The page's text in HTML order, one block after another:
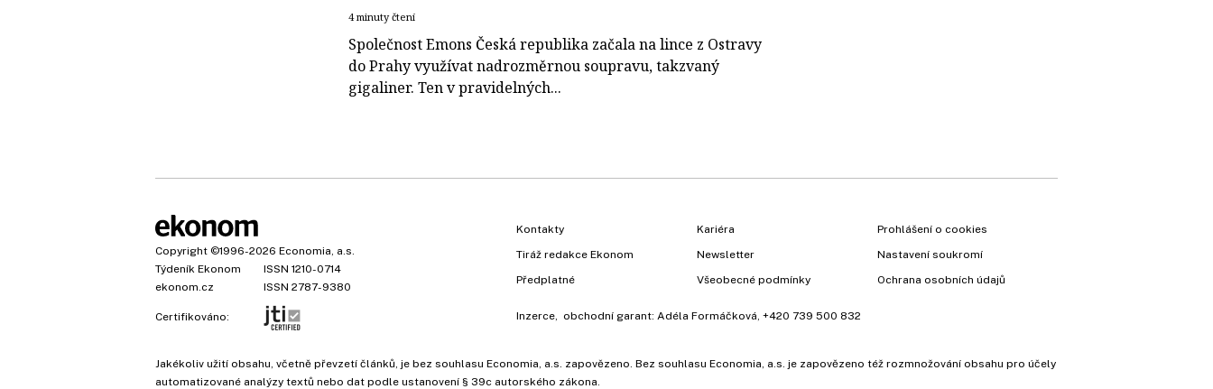
4 minuty čtení
Společnost Emons Česká republika začala na lince z Ostravy
do Prahy využívat nadrozměrnou soupravu, takzvaný
gigaliner. Ten v pravidelných...
Copyright ©1996-2026 Economia, a.s.
Týdeník Ekonom
ISSN 1210-0714
ekonom.cz
ISSN 2787-9380
Certifikováno:
Kontakty
Tiráž redakce Ekonom
Předplatné
Kariéra
Newsletter
Všeobecné podmínky
Prohlášení o cookies
Nastavení soukromí
Ochrana osobních údajů
Inzerce, obchodní garant: Adéla Formáčková, +420 739 500 832
Jakékoliv užití obsahu, včetně převzetí článků, je bez souhlasu Economia, a.s. zapovězeno. Bez souhlasu Economia, a.s. je zapovězeno též rozmnožování obsahu pro účely
automatizované analýzy textů nebo dat podle ustanovení § 39c autorského zákona.